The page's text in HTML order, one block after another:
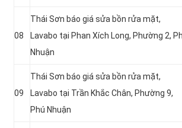
08
Thái Sơn báo giá sửa bồn rửa mặt,
Lavabo tại Phan Xích Long, Phường 2,
Nhuận
09
Thái Sơn báo giá sửa bồn rửa mặt,
Lavabo tại Trần Khắc Chân, Phường 9,
Phú Nhuận